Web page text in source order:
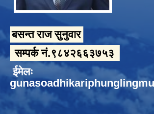
बसन्त राज सुनुवार
सम्पर्क नं.९८४२६६३७५३
ईमेलः